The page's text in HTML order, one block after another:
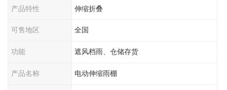
产品特性 伸缩折叠
可售地区 全国
功能 遮风档雨、仓储存货
产品名称 电动伸缩雨棚